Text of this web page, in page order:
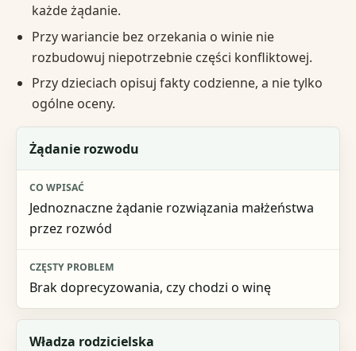
każde żądanie.
Przy wariancie bez orzekania o winie nie
rozbudowuj niepotrzebnie części konfliktowej.
Przy dzieciach opisuj fakty codzienne, a nie tylko
ogólne oceny.
Element
Co wpisać
Częsty problem
Żądanie rozwodu
Jednoznaczne żądanie rozwiązania małżeństwa
przez rozwód
Brak doprecyzowania, czy chodzi o winę
Władza rodzicielska